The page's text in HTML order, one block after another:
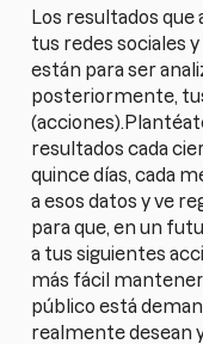
Los resultados que
tus redes sociales
están para ser
posteriormente,
resultados cada
quince días, cada
a esos datos y ve
para que, en un
a tus siguientes
más fácil
público está
realmente desean